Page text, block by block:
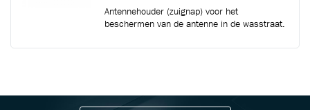
Antennehouder (zuignap) voor het
beschermen van de antenne in de wasstraat.
Ontvang vakgerelateerde tips,